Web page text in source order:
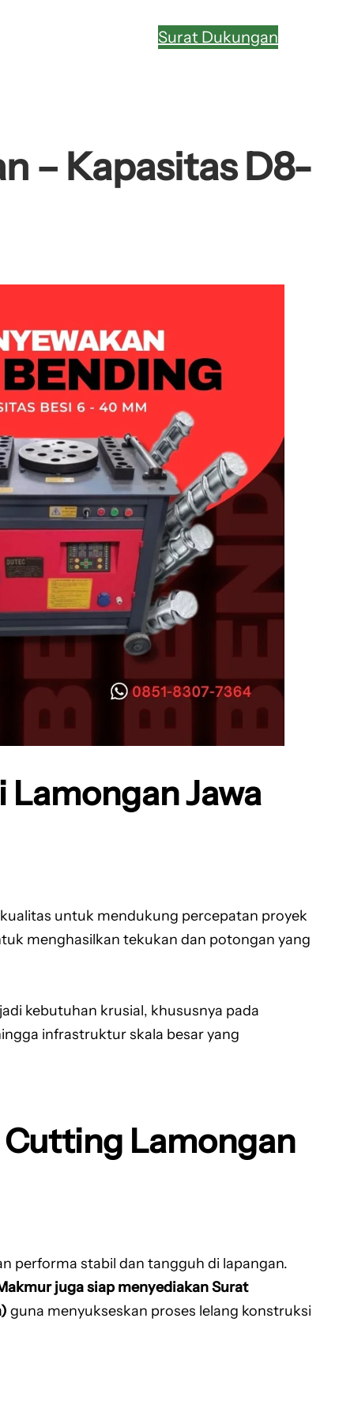
Surat Dukungan
– Kapasitas D8-
Lamongan Jawa
untuk mendukung percepatan proyek
menghasilkan tekukan dan potongan yang
kebutuhan krusial, khususnya pada
infrastruktur skala besar yang
Cutting Lamongan
performa stabil dan tangguh di lapangan.
juga siap menyediakan Surat
guna menyukseskan proses lelang konstruksi